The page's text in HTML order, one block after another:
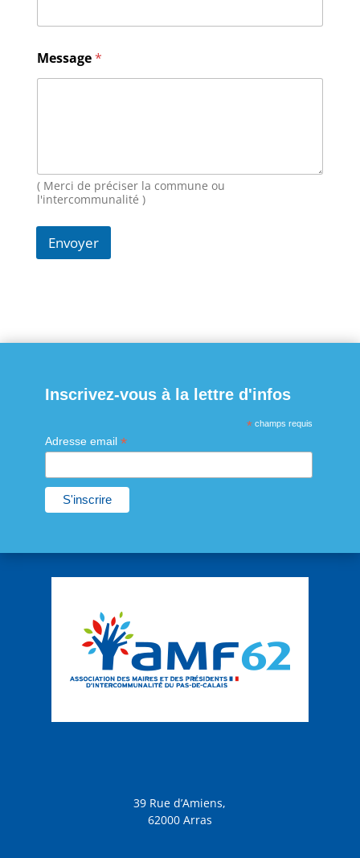
e
s
a
g
i
l
Message*
( Merci de préciser la commune ou
l'intercommunalité )
Envoyer
Inscrivez-vous à la lettre d'infos
* champs requis
Adresse email *
39 Rue d’Amiens,
62000 Arras